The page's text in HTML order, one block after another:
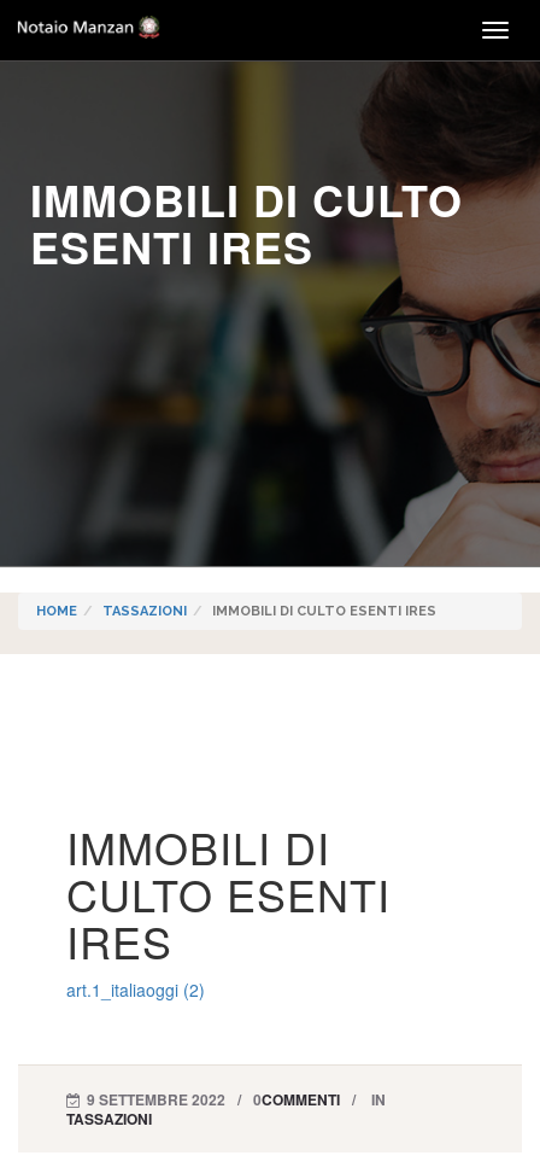
IMMOBILI DI CULTO
ESENTI IRES
HOME TASSAZIONI IMMOBILI DI CULTO ESENTI IRES
IMMOBILI DI
CULTO ESENTI
IRES
art.1_italiaoggi (2)
9 SETTEMBRE 2022 0COMMENTI
IN
TASSAZIONI